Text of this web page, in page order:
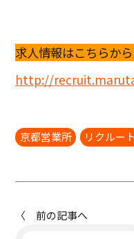
求人情報はこちらか
http://
京都営業所 リクルート
〈 前の記事へ